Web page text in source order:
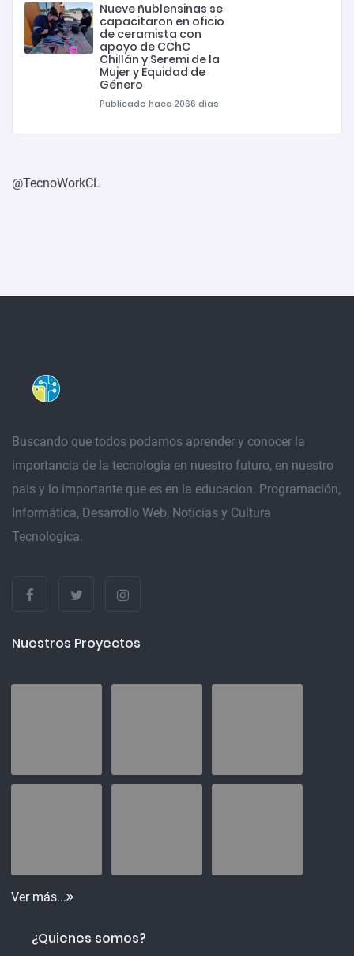
Nueve ñublensinas se
capacitaron en oficio
de ceramista con
apoyo de CChC
Chillán y Seremi de la
Mujer y Equidad de
Género
Publicado hace 2066 dias
@TecnoWorkCL
Buscando que todos podamos aprender y conocer la
importancia de la tecnologia en nuestro futuro, en nuestro
pais y lo importante que es en la educacion. Programación,
Informática, Desarrollo Web, Noticias y Cultura
Tecnologica.
Nuestros Proyectos
Ver más...
¿Quienes somos?